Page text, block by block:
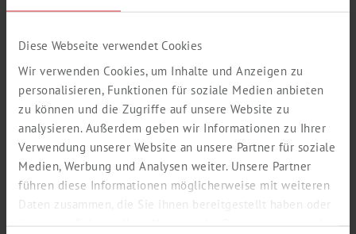
Diese Webseite verwendet Cookies
Wir verwenden Cookies, um Inhalte und Anzeigen zu
personalisieren, Funktionen für soziale Medien anbieten
zu können und die Zugriffe auf unsere Website zu
analysieren. Außerdem geben wir Informationen zu Ihrer
Verwendung unserer Website an unsere Partner für soziale
Medien, Werbung und Analysen weiter. Unsere Partner
führen diese Informationen möglicherweise mit weiteren
Daten zusammen, die Sie ihnen bereitgestellt haben oder
die sie im Rahmen Ihrer Nutzung der Dienste gesammelt
ERDBEER AROMA TYP WILD
grün, Walderdbeere, blumig